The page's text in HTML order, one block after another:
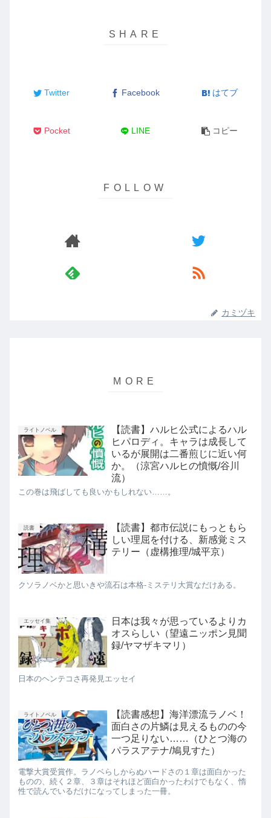
Twitter Facebook はてブ
Pocket LINE コピー
カミヅキ
ライトノベル
【読書】ハルヒ公式によるハル
ヒパロディ。キャラは成長して
いるが展開は二番煎じに近い何
か。（涼宮ハルヒの憤慨/谷川
流）
この巻は飛ばしても良いかもしれない……。
読書
【読書】都市伝説にもっともら
しい理屈を付ける、新感覚ミス
テリー（虚構推理/城平京）
クソラノベかと思いきや流石は本格-ミステリ大賞なだけある。
エッセイ集
日本は我々が思っているよりカ
オスらしい（望遠ニッポン見聞
録/ヤマザキマリ）
日本のヘンテコさ再発見エッセイ
ライトノベル
【読書感想】海洋漂流ラノベ！
面白さの片鱗は見えるものの今
一つ足りない……（ひとつ海の
パラスアテナ/鳩見すた）
電撃大賞受賞作。ラノベらしからぬハードさの１章は面白かった
ものの、続く２章、３章はそれほど面白かったわけでもなく、惰
性で読んでいるだけになってしまった一冊。